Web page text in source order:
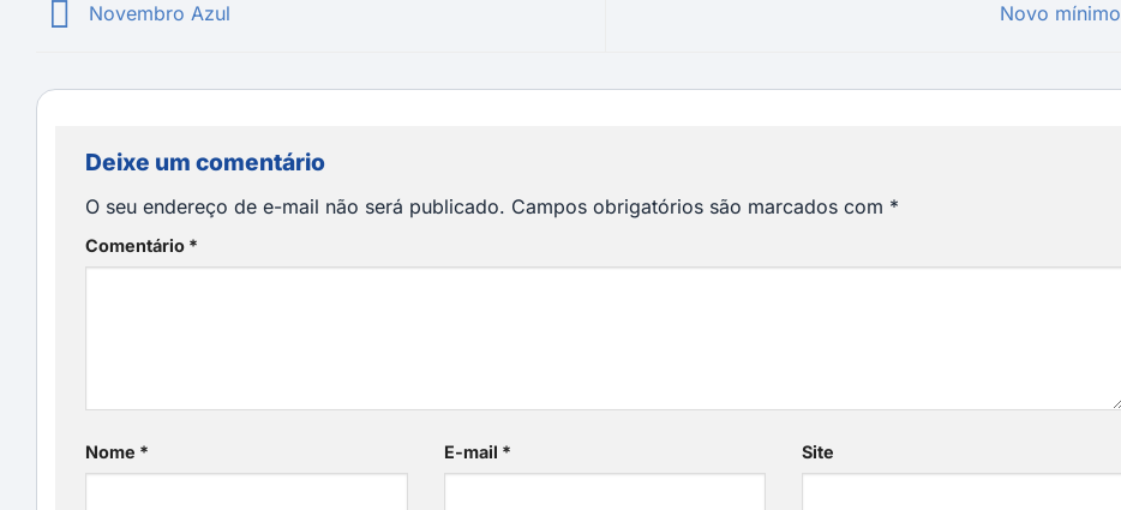
Novembro Azul Novo mínimo
Deixe um comentário
O seu endereço de e-mail não será publicado. Campos obrigatórios são marcados com *
Comentário *
Nome * E-mail * Site